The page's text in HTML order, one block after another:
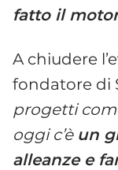
fatto il
A chiudere
fondatore di
progetti
oggi c’è un
alleanze e